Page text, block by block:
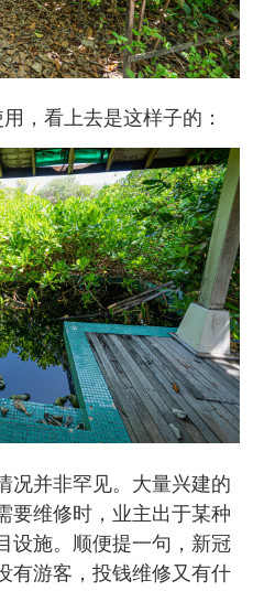
，看上去是这样子的：
况并非罕见。大量兴建的
要维修时，业主出于某种
设施。顺便提一句，新冠
有游客，投钱维修又有什